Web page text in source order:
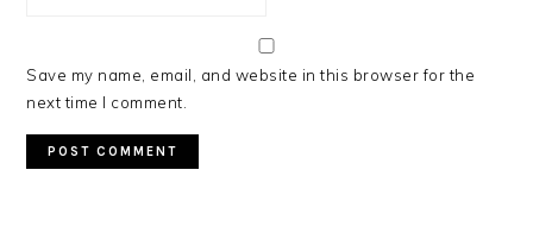
Save my name, email, and website in this browser for the
next time I comment.